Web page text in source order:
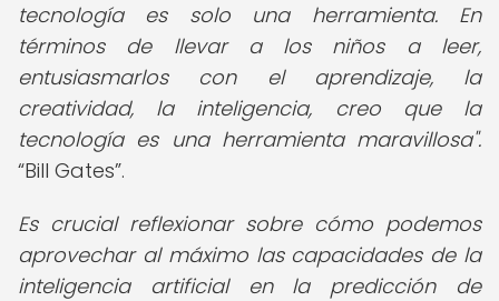
tecnología es solo una herramienta. En
términos de llevar a los niños a leer,
entusiasmarlos con el aprendizaje, la
creatividad, la inteligencia, creo que la
tecnología es una herramienta maravillosa".
Bill Gates .
Es crucial reflexionar sobre cómo podemos
aprovechar al máximo las capacidades de la
inteligencia artificial en la predicción de